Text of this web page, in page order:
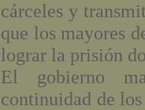
cárceles y
que los mayores
lograr la prisión
El gobierno
continuidad de